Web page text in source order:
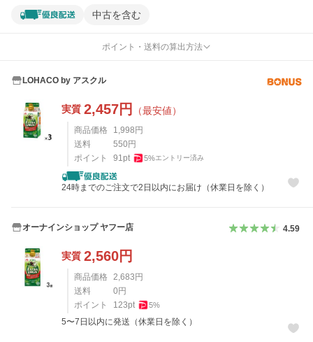
中古を含む
ポイント・送料の算出方法
LOHACO by アスクル
実質 2,457円 （最安値）
商品価格 1,998 円
送料
550 円
ポイント
91pt 5%エントリー済み
24時までのご注文で2日以内にお届け（休業日を除く）
オーナインショップ ヤフー店 4.59
実質 2,560円
商品価格 2,683円
送料
0円
ポイント
123pt 5%
5〜7日以内に発送（休業日を除く）